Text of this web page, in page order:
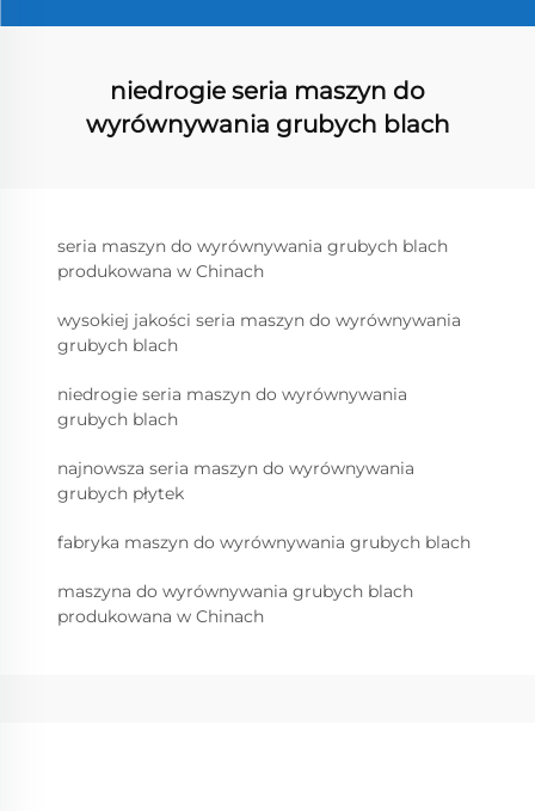
niedrogie seria maszyn do
wyrównywania grubych blach
seria maszyn do wyrównywania grubych blach
produkowana w Chinach
wysokiej jakości seria maszyn do wyrównywania
grubych blach
niedrogie seria maszyn do wyrównywania
grubych blach
najnowsza seria maszyn do wyrównywania
grubych płytek
fabryka maszyn do wyrównywania grubych blach
maszyna do wyrównywania grubych blach
produkowana w Chinach